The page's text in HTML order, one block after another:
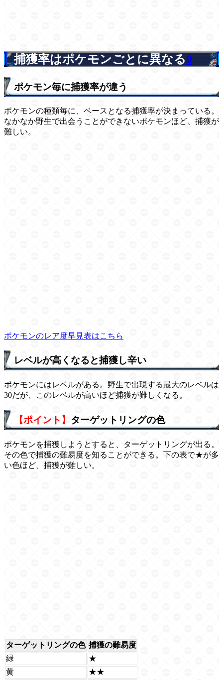
捕獲率はポケモンごとに異なる0
ポケモン毎に捕獲率が違う
ポケモンの種類毎に、ベースとなる捕獲率が決まっている。
なかなか野生で出会うことができないポケモンほど、捕獲が
難しい。
ポケモンのレア度早見表はこちら
レベルが高くなると捕獲し辛い
ポケモンにはレベルがある。野生で出現する最大のレベルは
30だが、このレベルが高いほど捕獲が難しくなる。
【ポイント】 ターゲットリングの色
ポケモンを捕獲しようとすると、ターゲットリングが出る。
その色で捕獲の難易度を知ることができる。下の表で★が多
い色ほど、捕獲が難しい。
ターゲットリングの色 捕獲の難易度
緑
★
黄
★★